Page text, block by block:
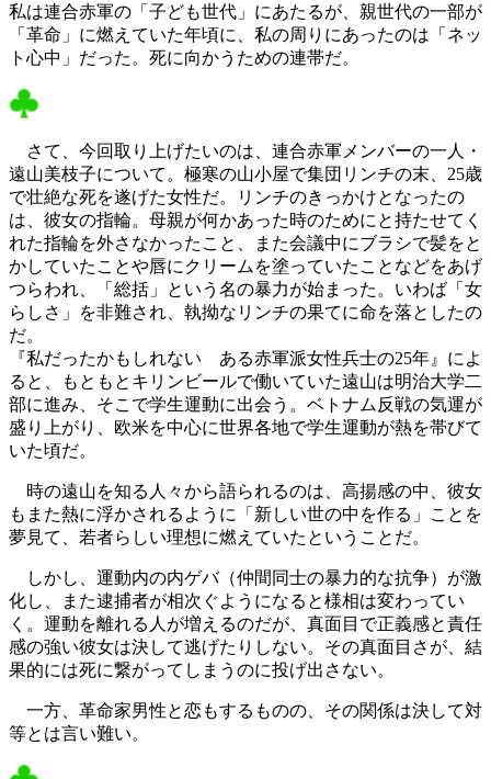
私は連合赤軍の「子ども世代」にあたるが、親世代の一部が
「革命」に燃えていた年頃に、私の周りにあったのは「ネッ
ト心中」だった。死に向かうための連帯だ。
さて、今回取り上げたいのは、連合赤軍メンバーの一人・
遠山美枝子について。極寒の山小屋で集団リンチの末、25歳
で壮絶な死を遂げた女性だ。リンチのきっかけとなったの
は、彼女の指輪。母親が何かあった時のためにと持たせてく
れた指輪を外さなかったこと、また会議中にブラシで髪をと
かしていたことや唇にクリームを塗っていたことなどをあげ
つらわれ、「総括」という名の暴力が始まった。いわば「女
らしさ」を非難され、執拗なリンチの果てに命を落としたの
だ。
『私だったかもしれない ある赤軍派女性兵士の25年』によ
ると、もともとキリンビールで働いていた遠山は明治大学二
部に進み、そこで学生運動に出会う。ベトナム反戦の気運が
盛り上がり、欧米を中心に世界各地で学生運動が熱を帯びて
いた頃だ。
時の遠山を知る人々から語られるのは、高揚感の中、彼女
もまた熱に浮かされるように「新しい世の中を作る」ことを
夢見て、若者らしい理想に燃えていたということだ。
しかし、運動内の内ゲバ（仲間同士の暴力的な抗争）が激
化し、また逮捕者が相次ぐようになると様相は変わってい
く。運動を離れる人が増えるのだが、真面目で正義感と責任
感の強い彼女は決して逃げたりしない。その真面目さが、結
果的には死に繋がってしまうのに投げ出さない。
一方、革命家男性と恋もするものの、その関係は決して対
等とは言い難い。